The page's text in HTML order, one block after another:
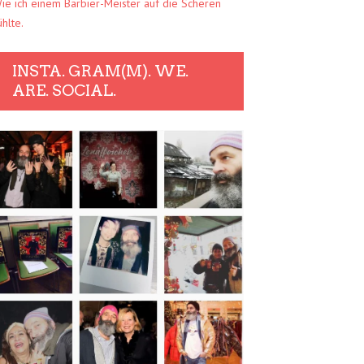
ich einem Barbier-Meister auf die Scheren
INSTA. GRAM(M). WE.
ARE. SOCIAL.